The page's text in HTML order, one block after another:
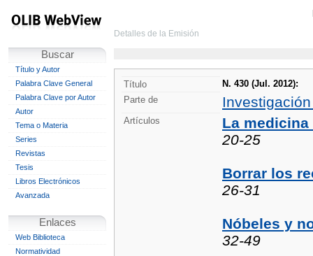
Buscar
Título y Autor
Palabra Clave General
Palabra Clave por Autor
Autor
Tema o Materia
Series
Revistas
Tesis
Libros Electrónicos
Avanzada
Enlaces
Web Biblioteca
Normatividad
Detalles de la Emisión
Título
N. 430 (Jul. 2012):
Parte de
Artículos
La
20-25
Borrar los
26-31
Nóbeles y
32-49